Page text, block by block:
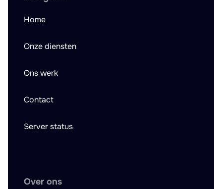
Home
Onze diensten
Ons werk
Contact
Server status
Over ons